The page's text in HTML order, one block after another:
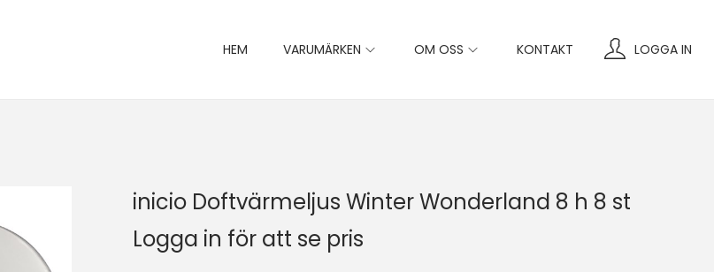
HEM VARUMÄRKEN OM OSS KONTAKT LOGGA IN
inicio Doftvärmeljus Winter Wonderland 8 h 8 st
Logga in för att se pris